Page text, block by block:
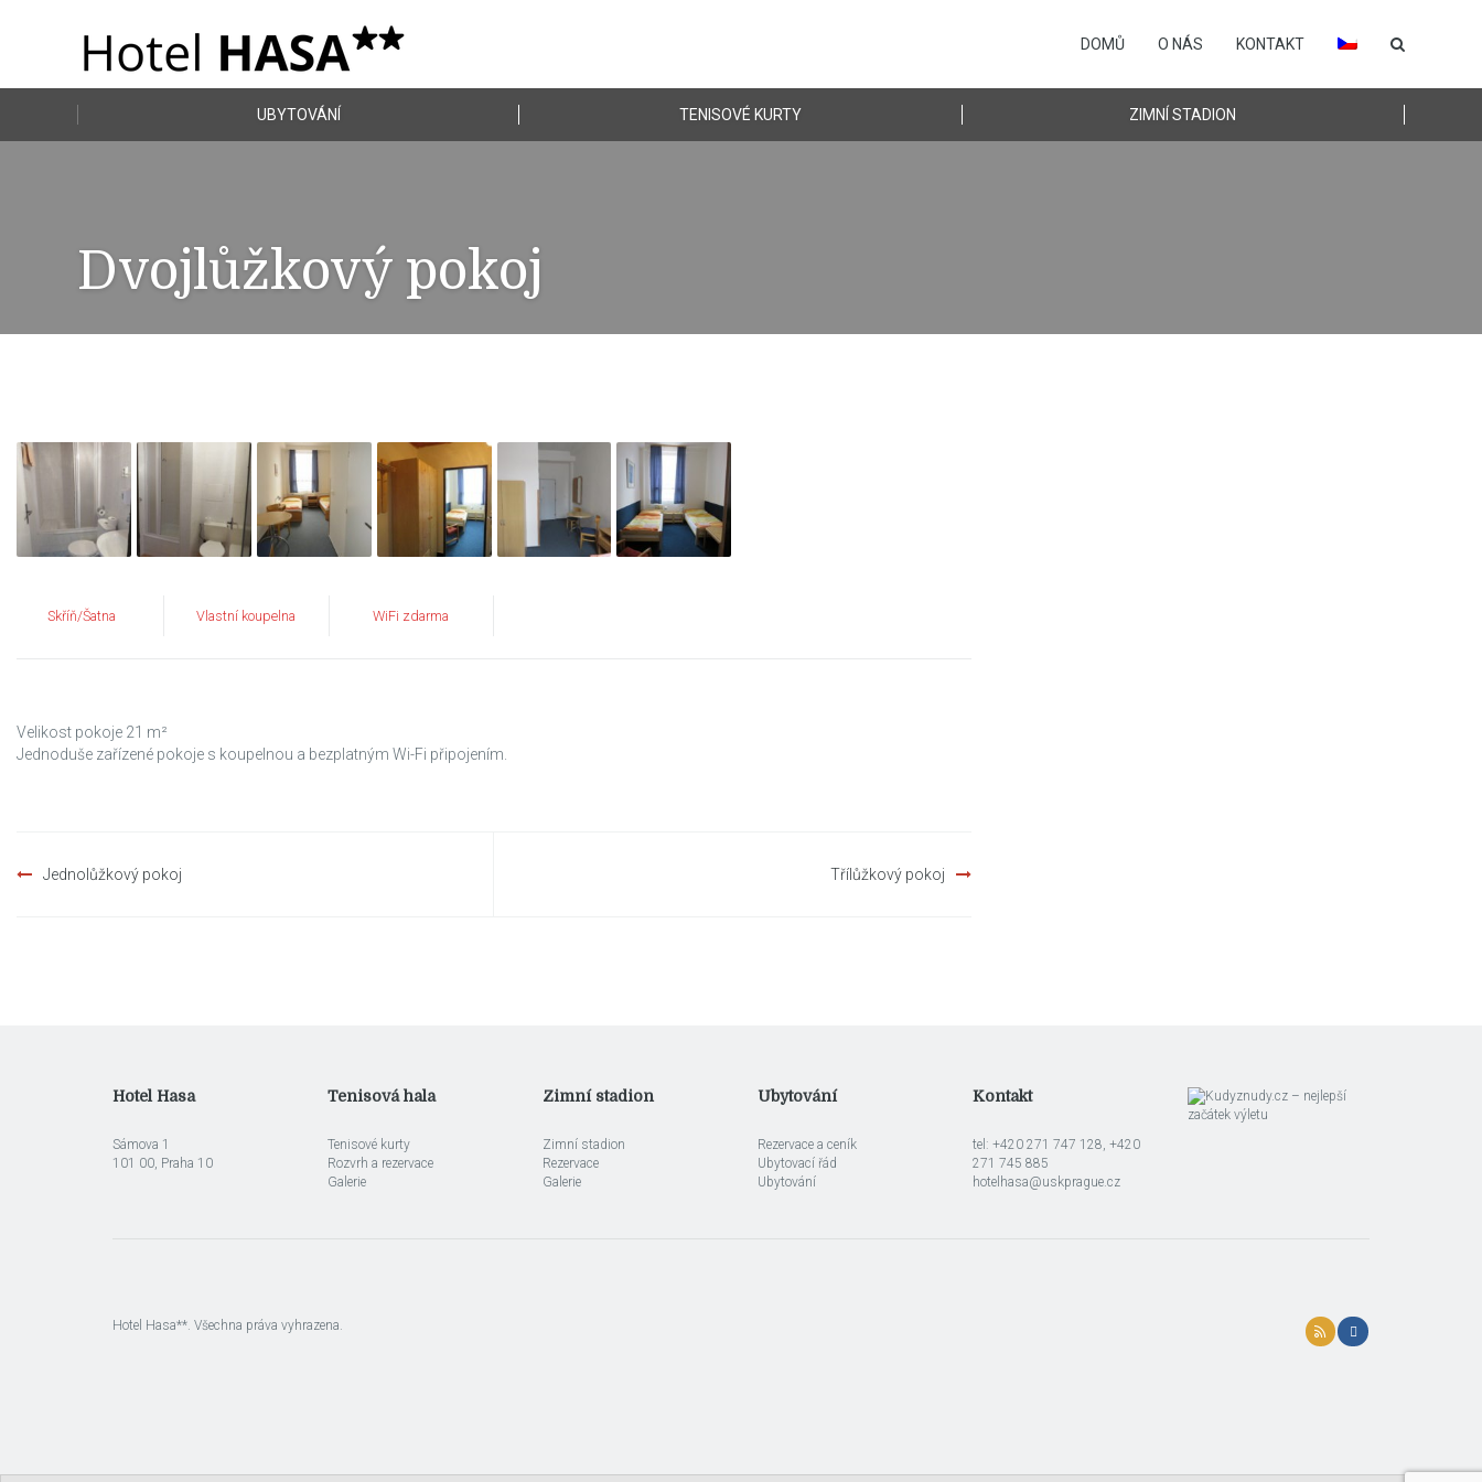
DOMŮ O NÁS KONTAKT
UBYTOVÁNÍ TENISOVÉ KURTY ZIMNÍ STADION
Dvojlůžkový pokoj
Skříň/Šatna Vlastní koupelna WiFi zdarma
Velikost pokoje 21 m²
Jednoduše zařízené pokoje s koupelnou a bezplatným Wi-Fi připojením.
Post
Jednolůžkový pokoj Třílůžkový pokoj
Hotel Hasa
Sámova 1
101 00, Praha 10
Tenisová hala
Tenisové kurty
Rozvrh a rezervace
Galerie
Zimní stadion
Zimní stadion
Rezervace
Galerie
Ubytování
Rezervace a ceník
Ubytovací řád
Ubytování
Kontakt
tel: +420 271 747 128, +420
271 745 885
hotelhasa@uskprague.cz
Hotel Hasa**. Všechna práva vyhrazena.